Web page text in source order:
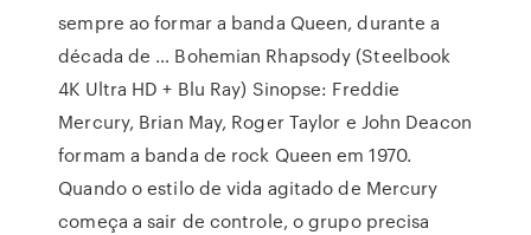
sempre ao formar a banda Queen, durante a
década de … Bohemian Rhapsody (Steelbook
4K Ultra HD + Blu Ray) Sinopse: Freddie
Mercury, Brian May, Roger Taylor e John Deacon
formam a banda de rock Queen em 1970.
Quando o estilo de vida agitado de Mercury
começa a sair de controle, o grupo precisa